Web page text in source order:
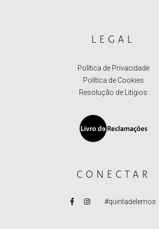
LEGAL
Política de Privacidade
Política de Cookies
Resolução de Litígios
CONECTAR
#quintadelemos